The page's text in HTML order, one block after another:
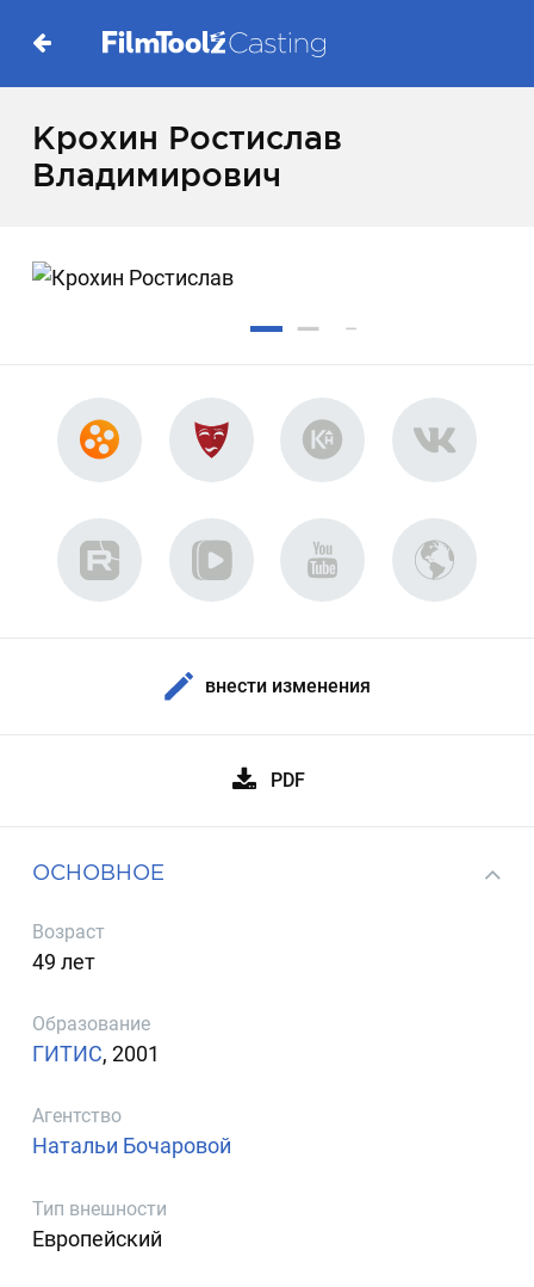
Крохин Ростислав
Владимирович
внести изменения
PDF
ОСНОВНОЕ
Возраст
49 лет
Образование
ГИТИС, 2001
Агентство
Натальи Бочаровой
Тип внешности
Европейский